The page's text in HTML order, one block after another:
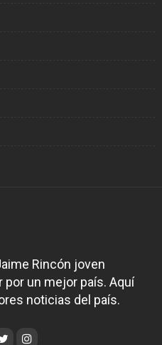
Rincón joven
un mejor país. Aquí
noticias del país.